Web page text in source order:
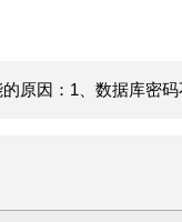
原因：1、数据库密码